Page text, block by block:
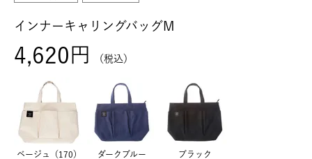
インナーキャリングバッグM
4,620 税込
ベージュ（170） ダークブルー ブラック